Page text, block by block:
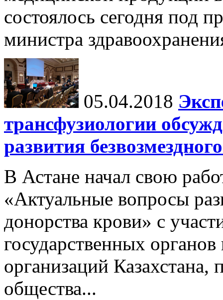
состоялось сегодня под
министра
05.04.2018
трансфузиологии
развития
В Астане начал свою
«Актуальные вопросы
донорства крови» с
государственных
организаций
общества...